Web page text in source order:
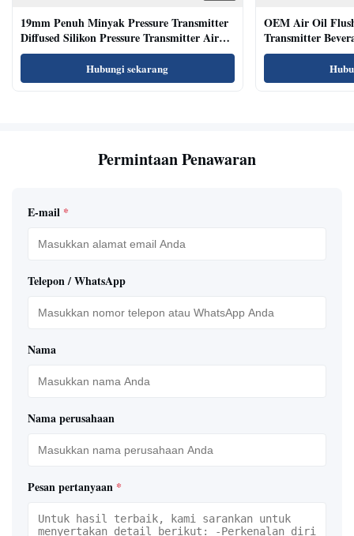
19mm Penuh Minyak Pressure Transmitter
Diffused Silikon Pressure Transmitter Air
Oil Test
Hubungi sekarang
OEM Air Oil
Transmitter
Sensor
Permintaan Penawaran
E-mail *
Telepon / WhatsApp
Nama
Nama perusahaan
Pesan pertanyaan *